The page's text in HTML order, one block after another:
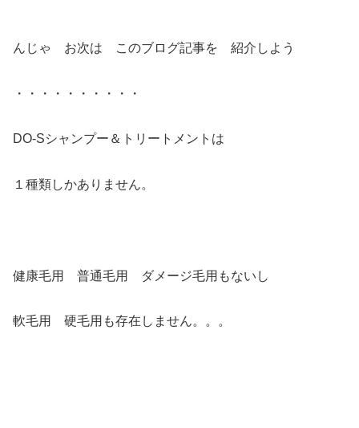
んじゃ お次は このブログ記事を 紹介しよう
・・・・・・・・・・
DO-Sシャンプー＆トリートメントは
１種類しかありません。
健康毛用 普通毛用 ダメージ毛用もないし
軟毛用 硬毛用も存在しません。。。